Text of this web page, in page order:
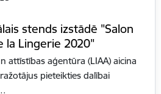
stends izstādē "Salon
la Lingerie 2020"
attīstības aģentūra (LIAA) aicina
pieteikties dalībai